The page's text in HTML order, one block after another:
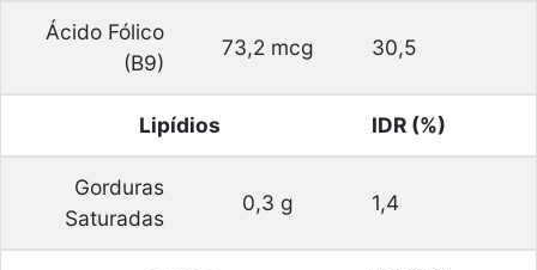
Ácido Fólico
(B9)
73,2 mcg 30,5
Lipídios IDR (%)
Gorduras
Saturadas
0,3 g 1,4